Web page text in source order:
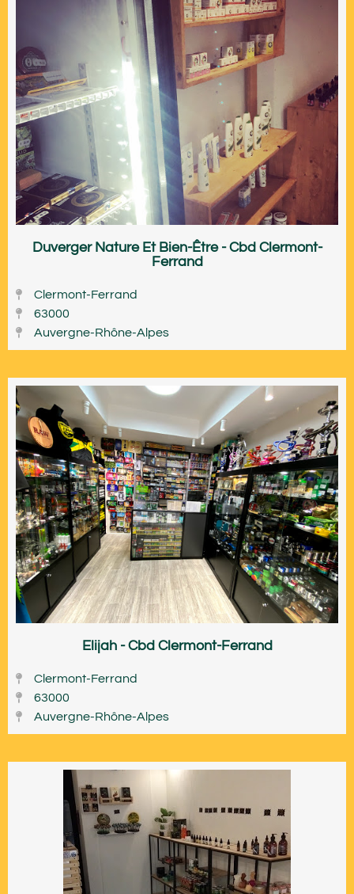
Duverger Nature Et Bien-Être - Cbd Clermont-
Ferrand
Clermont-Ferrand
63000
Auvergne-Rhône-Alpes
Elijah - Cbd Clermont-Ferrand
Clermont-Ferrand
63000
Auvergne-Rhône-Alpes